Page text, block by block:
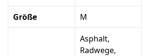
Größe M
Asphalt,
Radwege,